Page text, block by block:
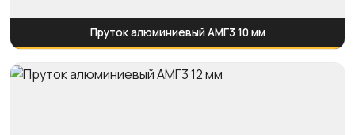
Пруток алюминиевый АМГ3 10 мм